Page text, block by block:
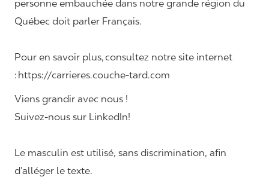
personne embauchée dans notre grande région du
Québec doit parler Français.
Pour en savoir plus, consultez notre site internet
: https://carrieres.couche-tard.com
Viens grandir avec nous !
Suivez-nous sur LinkedIn!
Le masculin est utilisé, sans discrimination, afin
d’alléger le texte.